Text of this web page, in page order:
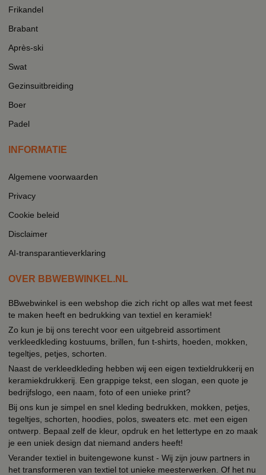
Frikandel
Brabant
Après-ski
Swat
Gezinsuitbreiding
Boer
Padel
INFORMATIE
Algemene voorwaarden
Privacy
Cookie beleid
Disclaimer
AI-transparantieverklaring
OVER BBWEBWINKEL.NL
BBwebwinkel is een webshop die zich richt op alles wat met feest
te maken heeft en bedrukking van textiel en keramiek!
Zo kun je bij ons terecht voor een uitgebreid assortiment
verkleedkleding kostuums, brillen, fun t-shirts, hoeden, mokken,
tegeltjes, petjes, schorten.
Naast de verkleedkleding hebben wij een eigen textieldrukkerij en
keramiekdrukkerij. Een grappige tekst, een slogan, een quote je
bedrijfslogo, een naam, foto of een unieke print?
Bij ons kun je simpel en snel kleding bedrukken, mokken, petjes,
tegeltjes, schorten, hoodies, polos, sweaters etc. met een eigen
ontwerp. Bepaal zelf de kleur, opdruk en het lettertype en zo maak
je een uniek design dat niemand anders heeft!
Verander textiel in buitengewone kunst - Wij zijn jouw partners in
het transformeren van textiel tot unieke meesterwerken. Of het nu